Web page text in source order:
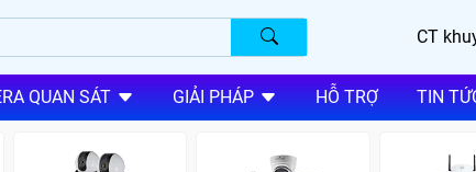
CT
QUAN SÁT GIẢI PHÁP HỖ TRỢ TIN